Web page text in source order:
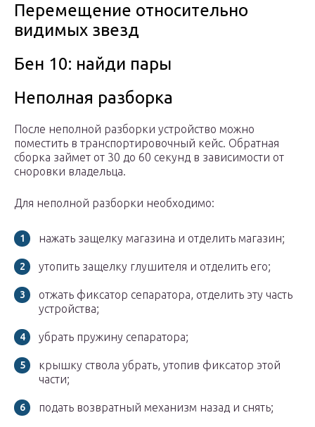
Перемещение относительно
видимых звезд
Бен 10: найди пары
Неполная разборка
После неполной разборки устройство можно
поместить в транспортировочный кейс. Обратная
сборка займет от 30 до 60 секунд в зависимости от
сноровки владельца.
Для неполной разборки необходимо:
нажать защелку магазина и отделить магазин;
утопить защелку глушителя и отделить его;
отжать фиксатор сепаратора, отделить эту часть
устройства;
убрать пружину сепаратора;
крышку ствола убрать, утопив фиксатор этой
части;
подать возвратный механизм назад и снять;